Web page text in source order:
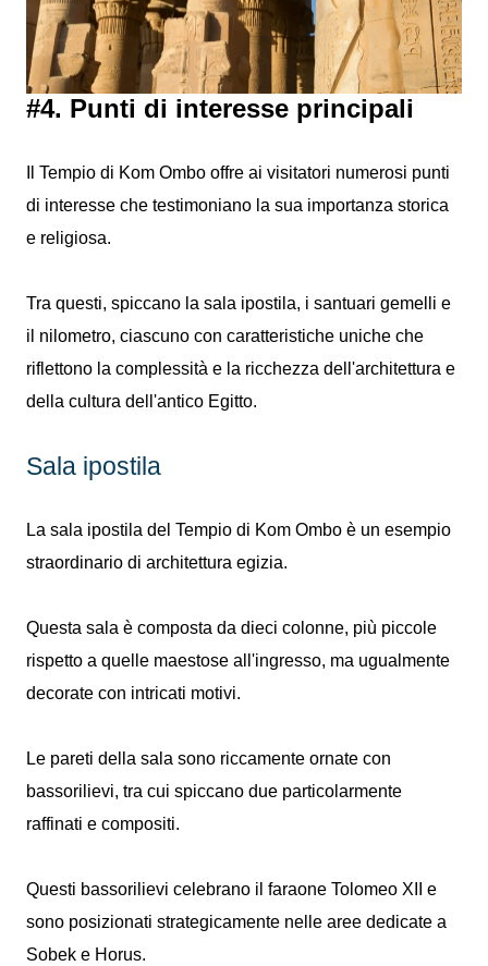
#4. Punti di interesse principali
Il Tempio di Kom Ombo offre ai visitatori numerosi punti
di interesse che testimoniano la sua importanza storica
e religiosa.
Tra questi, spiccano la sala ipostila, i santuari gemelli e
il nilometro, ciascuno con caratteristiche uniche che
riflettono la complessità e la ricchezza dell'architettura e
della cultura dell'antico Egitto.
Sala ipostila
La sala ipostila del Tempio di Kom Ombo è un esempio
straordinario di architettura egizia.
Questa sala è composta da dieci colonne, più piccole
rispetto a quelle maestose all'ingresso, ma ugualmente
decorate con intricati motivi.
Le pareti della sala sono riccamente ornate con
bassorilievi, tra cui spiccano due particolarmente
raffinati e compositi.
Questi bassorilievi celebrano il faraone Tolomeo XII e
sono posizionati strategicamente nelle aree dedicate a
Sobek e Horus.